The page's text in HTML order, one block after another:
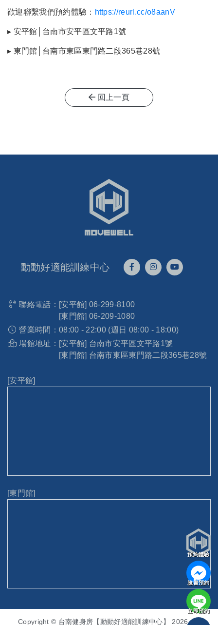
歡迎聯繫我們預約體驗： https://reurl.cc/o8aanV
▸ 安平館│台南市安平區文平路1號
▸ 東門館│台南市東區東門路二段365巷28號
回上一頁
動動好適能訓練中心
聯絡電話： [安平館] 06-299-8100
[東門館] 06-209-1080
營業時間： 08:00 - 22:00 (週日 08:00 - 18:00)
場館地址： [安平館] 台南市安平區文平路1號
[東門館] 台南市東區東門路二段365巷28號
[安平館]
[東門館]
Copyright © 台南健身房【動動好適能訓練中心】 2026. All
預約體驗
臉書預約
立即預約